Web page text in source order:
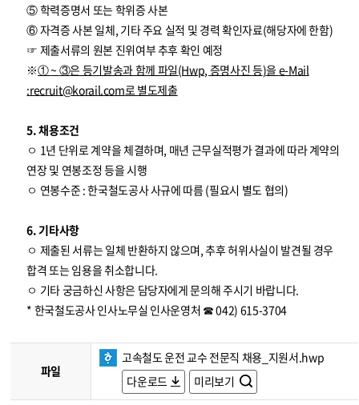
⑤ 학력증명서 또는 학위증 사본
⑥ 자격증 사본 일체, 기타 주요 실적 및 경력 확인자료(해당자에 한함)
☞ 제출서류의 원본 진위여부 추후 확인 예정
※①~ ③은 등기발송과 함께 파일(Hwp, 증명사진 등)을 e-Mail
:recruit@korail.com로 별도제출
5. 채용조건
ㅇ 1년 단위로 계약을 체결하며, 매년 근무실적평가 결과에 따라 계약의
연장 및 연봉조정 등을 시행
ㅇ 연봉수준 : 한국철도공사 사규에 따름 (필요시 별도 협의)
6. 기타사항
ㅇ 제출된 서류는 일체 반환하지 않으며, 추후 허위사실이 발견될 경우
합격 또는 임용을 취소합니다.
ㅇ 기타 궁금하신 사항은 담당자에게 문의해 주시기 바랍니다.
* 한국철도공사 인사노무실 인사운영처 ☎ 042) 615-3704
파일
고속철도 운전 교수 전문직 채용_지원서.hwp
다운로드
미리보기